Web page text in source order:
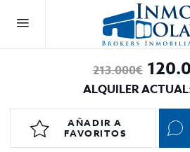
213.000€
ALQUILER
AÑADIR A
FAVORITOS